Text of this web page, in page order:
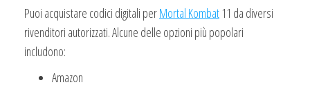
Puoi acquistare codici digitali perMortal Kombat 11 da diversi
rivenditori autorizzati. Alcune delle opzioni più popolari
includono:
Amazon